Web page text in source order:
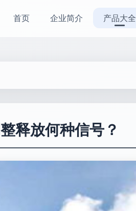
首页 企业简介 产品大全
释放何种信号？